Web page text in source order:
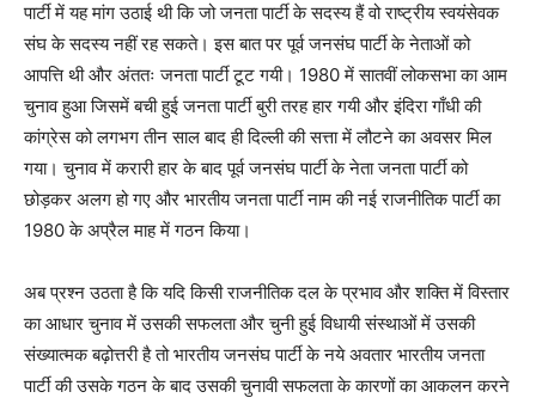
पार्टी में यह मांग उठाई थी कि जो जनता पार्टी के सदस्य हैं वो राष्ट्रीय स्वयंसेवक
संघ के सदस्य नहीं रह सकते। इस बात पर पूर्व जनसंघ पार्टी के नेताओं को
आपत्ति थी और अंततः जनता पार्टी टूट गयी। 1980 में सातवीं लोकसभा का आम
चुनाव हुआ जिसमें बची हुई जनता पार्टी बुरी तरह हार गयी और इंदिरा गाँधी की
कांग्रेस को लगभग तीन साल बाद ही दिल्ली की सत्ता में लौटने का अवसर मिल
गया। चुनाव में करारी हार के बाद पूर्व जनसंघ पार्टी के नेता जनता पार्टी को
छोड़कर अलग हो गए और भारतीय जनता पार्टी नाम की नई राजनीतिक पार्टी का
1980 के अप्रैल माह में गठन किया।
अब प्रश्न उठता है कि यदि किसी राजनीतिक दल के प्रभाव और शक्ति में विस्तार
का आधार चुनाव में उसकी सफलता और चुनी हुई विधायी संस्थाओं में उसकी
संख्यात्मक बढ़ोत्तरी है तो भारतीय जनसंघ पार्टी के नये अवतार भारतीय जनता
पार्टी की उसके गठन के बाद उसकी चुनावी सफलता के कारणों का आकलन करने